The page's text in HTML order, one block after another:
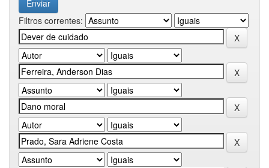
Filtros correntes: